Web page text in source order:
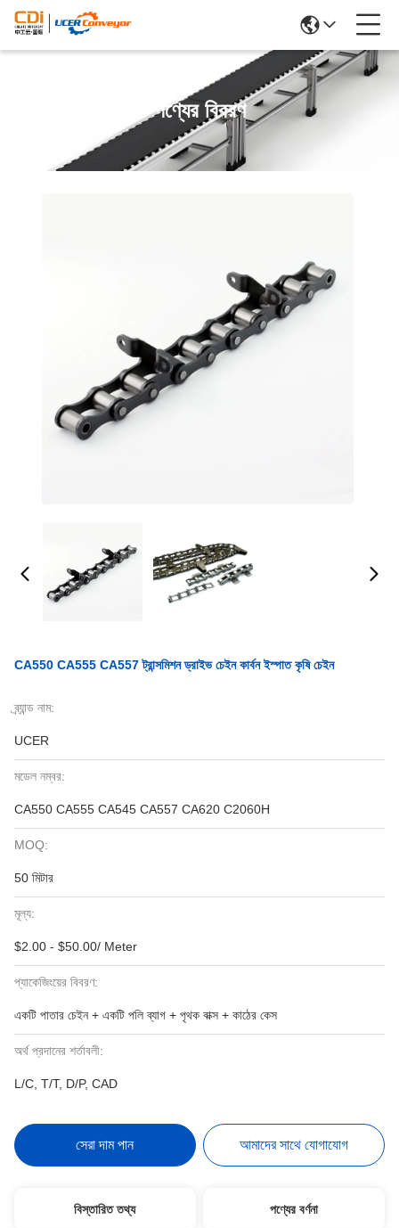
পণ্যের বিবরণ
CA550 CA555 CA557 ট্রান্সমিশন ড্রাইভ চেইন কার্বন ইস্পাত কৃষি চেইন
ব্র্যান্ড নাম:
UCER
মডেল নম্বর:
CA550 CA555 CA545 CA557 CA620 C2060H
MOQ:
50 মিটার
মূল্য:
$2.00 - $50.00/ Meter
প্যাকেজিংয়ের বিবরণ:
একটি পাতার চেইন + একটি পলি ব্যাগ + পৃথক বাক্স + কাঠের কেস
অর্থ প্রদানের শর্তাবলী:
L/C, T/T, D/P, CAD
সেরা দাম পান আমাদের সাথে যোগাযোগ
বিস্তারিত তথ্য পণ্যের বর্ণনা